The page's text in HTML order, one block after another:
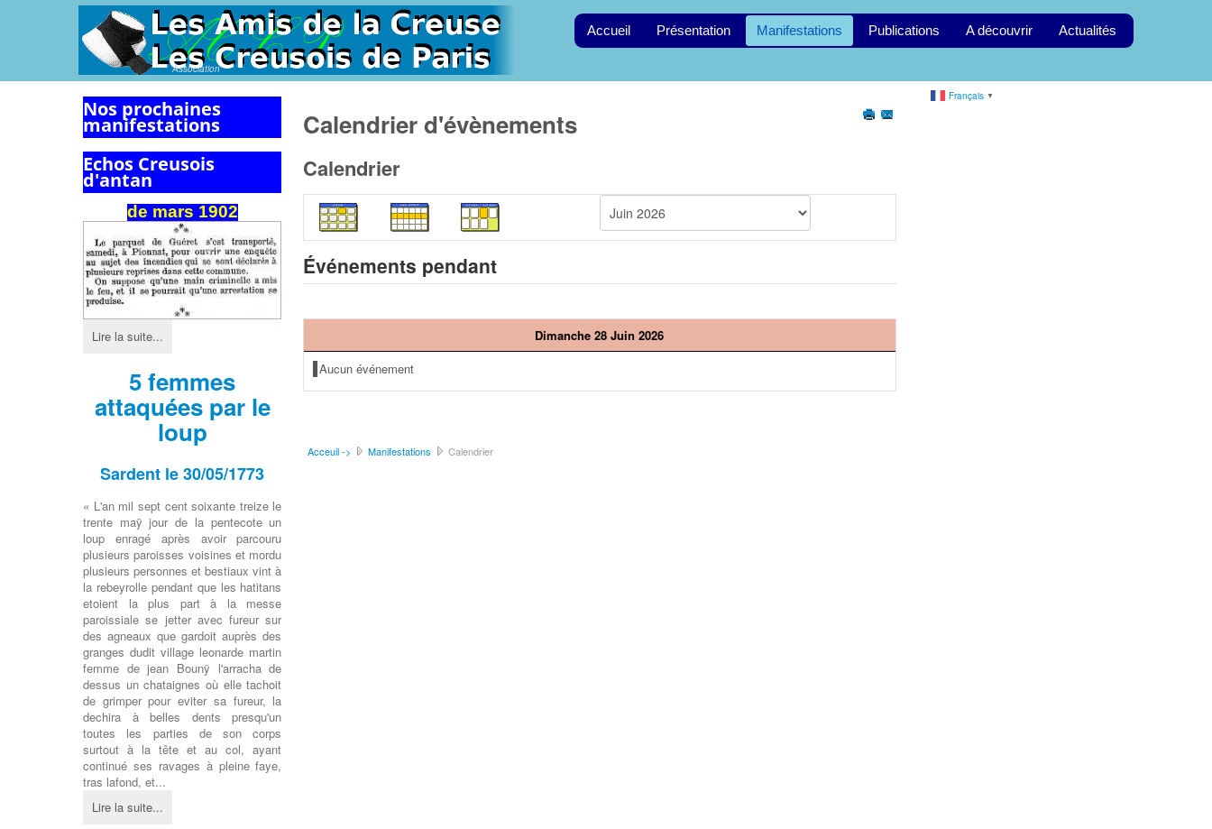
Association
Accueil Présentation Manifestations Publications A découvrir Actualités
Nos prochaines
manifestations
Echos Creusois
d'antan
de mars 1902
Lire la suite...
5 femmes
attaquées par le
loup
Sardent le 30/05/1773
« L'an mil sept cent soixante treize le
trente maÿ jour de la pentecote un
loup enragé après avoir parcouru
plusieurs paroisses voisines et mordu
plusieurs personnes et bestiaux vint à
la rebeyrolle pendant que les hatitans
etoient la plus part à la messe
paroissiale se jetter avec fureur sur
des agneaux que gardoit auprès des
granges dudit village leonarde martin
femme de jean Bounÿ l'arracha de
dessus un chataignes où elle tachoit
de grimper pour eviter sa fureur, la
dechira à belles dents presqu'un
toutes les parties de son corps
surtout à la tête et au col, ayant
continué ses ravages à pleine faye,
tras lafond, et...
Lire la suite...
Calendrier d'évènements
Calendrier
Événements pendant
Dimanche 28 Juin 2026
Aucun événement
Acceuil -> Manifestations Calendrier
Français ▼